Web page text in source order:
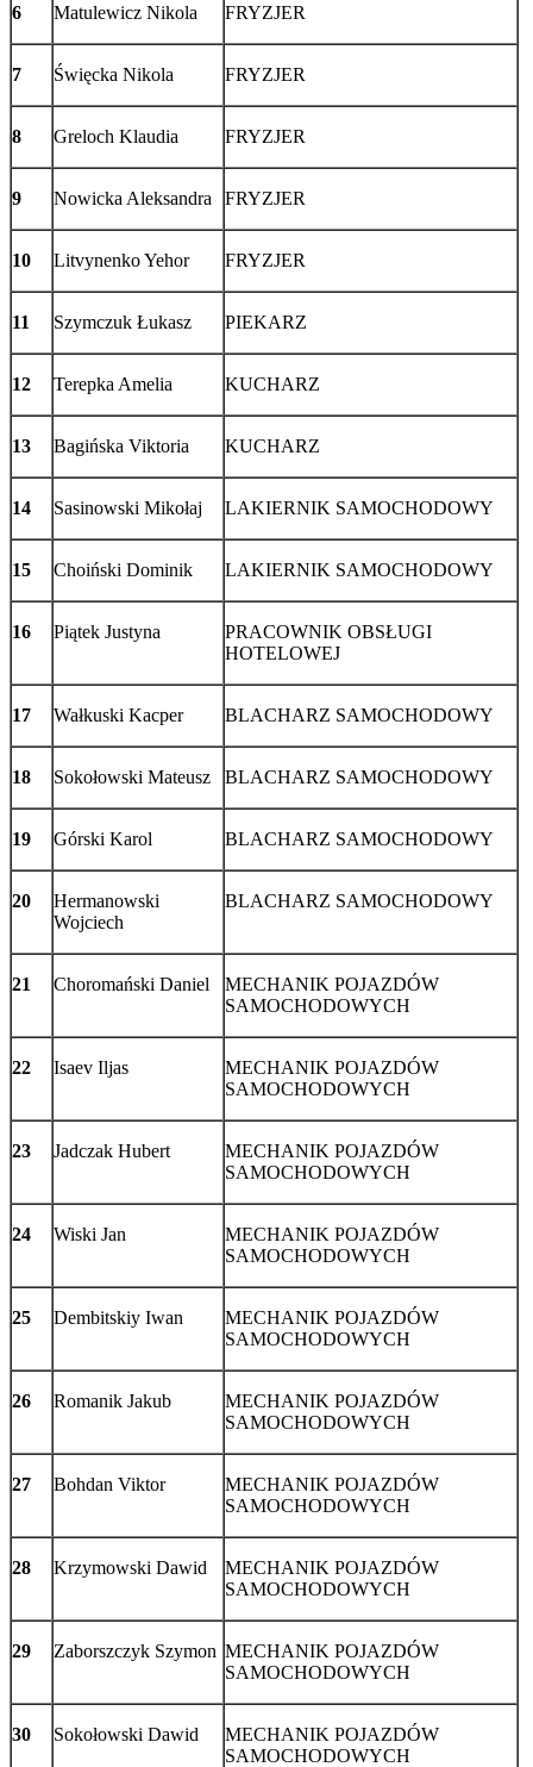
6 Matulewicz Nikola FRYZJER
7 Święcka Nikola FRYZJER
8 Greloch Klaudia FRYZJER
9 Nowicka Aleksandra FRYZJER
10 Litvynenko Yehor FRYZJER
11 Szymczuk Łukasz PIEKARZ
12 Terepka Amelia KUCHARZ
13 Bagińska Viktoria KUCHARZ
14 Sasinowski Mikołaj LAKIERNIK SAMOCHODOWY
15 Choiński Dominik LAKIERNIK SAMOCHODOWY
16 Piątek Justyna
PRACOWNIK OBSŁUGI
HOTELOWEJ
17 Wałkuski Kacper BLACHARZ SAMOCHODOWY
18 Sokołowski Mateusz BLACHARZ SAMOCHODOWY
19 Górski Karol BLACHARZ SAMOCHODOWY
20
Hermanowski
Wojciech
BLACHARZ SAMOCHODOWY
21 Choromański Daniel
MECHANIK POJAZDÓW
SAMOCHODOWYCH
22 Isaev Iljas
MECHANIK POJAZDÓW
SAMOCHODOWYCH
23 Jadczak Hubert
MECHANIK POJAZDÓW
SAMOCHODOWYCH
24 Wiski Jan
MECHANIK POJAZDÓW
SAMOCHODOWYCH
25 Dembitskiy Iwan
MECHANIK POJAZDÓW
SAMOCHODOWYCH
26 Romanik Jakub
MECHANIK POJAZDÓW
SAMOCHODOWYCH
27 Bohdan Viktor
MECHANIK POJAZDÓW
SAMOCHODOWYCH
28 Krzymowski Dawid
MECHANIK POJAZDÓW
SAMOCHODOWYCH
29 Zaborszczyk Szymon MECHANIK POJAZDÓW
SAMOCHODOWYCH
30 Sokołowski Dawid
MECHANIK POJAZDÓW
SAMOCHODOWYCH